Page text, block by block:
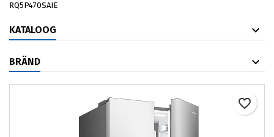
RQ5P470SAIE
KATALOOG
BRÄND
favorite_border